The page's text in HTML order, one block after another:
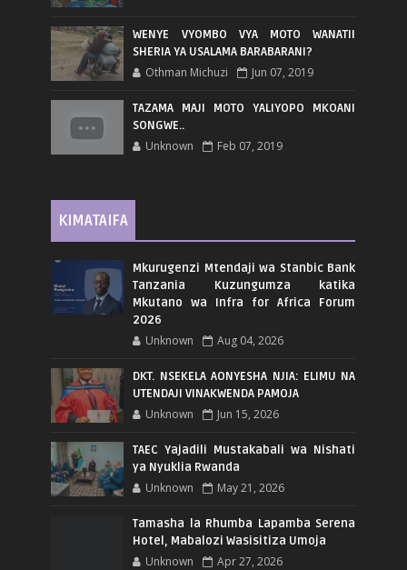
WENYE VYOMBO VYA MOTO WANATII
SHERIA YA USALAMA BARABARANI?
Othman Michuzi Jun 07, 2019
TAZAMA MAJI MOTO YALIYOPO MKOANI
SONGWE..
Unknown Feb 07, 2019
KIMATAIFA
Mkurugenzi Mtendaji wa Stanbic Bank
Tanzania Kuzungumza katika
Mkutano wa Infra for Africa Forum
2026
Unknown Aug 04, 2026
DKT. NSEKELA AONYESHA NJIA: ELIMU NA
UTENDAJI VINAKWENDA PAMOJA
Unknown Jun 15, 2026
TAEC Yajadili Mustakabali wa Nishati
ya Nyuklia Rwanda
Unknown May 21, 2026
Tamasha la Rhumba Lapamba Serena
Hotel, Mabalozi Wasisitiza Umoja
Unknown Apr 27, 2026